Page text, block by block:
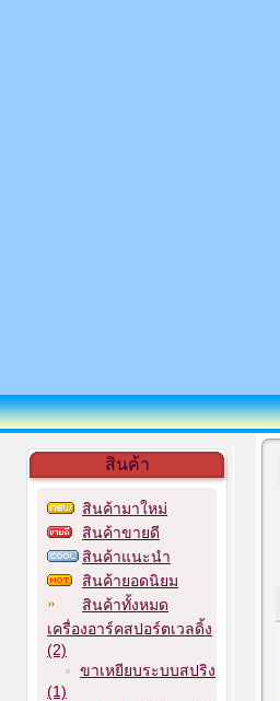
สินค้า
สินค้ามาใหม่
สินค้าขายดี
สินค้าแนะนำ
สินค้ายอดนิยม
สินค้าทั้งหมด
เครื่องอาร์คสปอร์ตเวลดิ้ง
(2)
ขาเหยียบระบบสปริง
(1)